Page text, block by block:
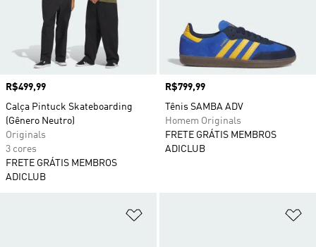
Preço
R$499,99
Calça Pintuck Skateboarding
(Gênero Neutro)
Originals
3 cores
FRETE GRÁTIS MEMBROS
ADICLUB
Preço
R$799,99
Tênis SAMBA ADV
Homem Originals
FRETE GRÁTIS MEMBROS
ADICLUB